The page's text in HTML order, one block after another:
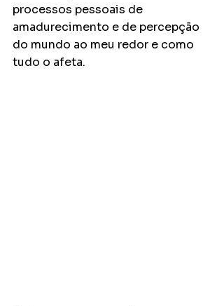
processos pessoais de
amadurecimento e de percepção
do mundo ao meu redor e como
tudo o afeta.